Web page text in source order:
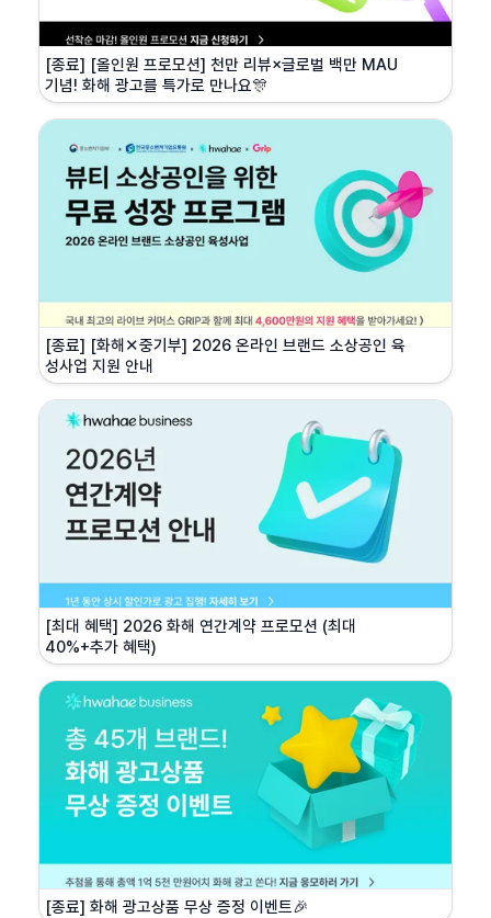
[종료] [올인원 프로모션] 천만 리뷰×글로벌 백만 MAU
기념! 화해 광고를 특가로 만나요🎊
[종료] [화해✕중기부] 2026 온라인 브랜드 소상공인 육
성사업 지원 안내
[최대 혜택] 2026 화해 연간계약 프로모션 (최대
40%+추가 혜택)
[종료] 화해 광고상품 무상 증정 이벤트🎉